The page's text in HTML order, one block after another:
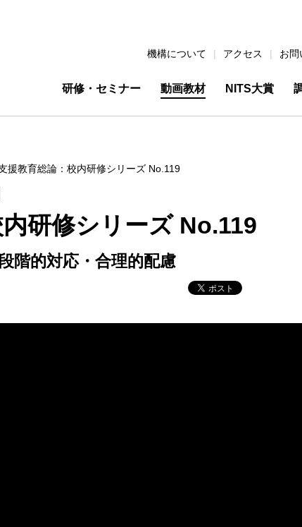
研修・セミナー 動画教材 NITS大賞
機構について アクセス お問
援教育総論：校内研修シリーズ No.119
研修シリーズ No.119
階的対応・合理的配慮